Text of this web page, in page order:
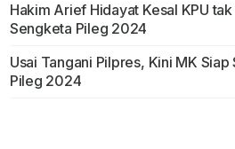
Hakim Arief Hidayat Kesal KPU
Sengketa Pileg 2024
Usai Tangani Pilpres, Kini MK
Pileg 2024